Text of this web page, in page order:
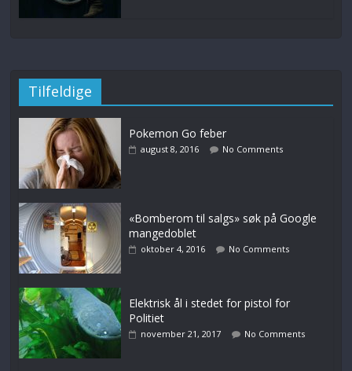
Tilfeldige
Pokemon Go feber
august 8, 2016 No Comments
«Bomberom til salgs» søk på Google
mangedoblet
oktober 4, 2016 No Comments
Elektrisk ål i stedet for pistol for
Politiet
november 21, 2017 No Comments